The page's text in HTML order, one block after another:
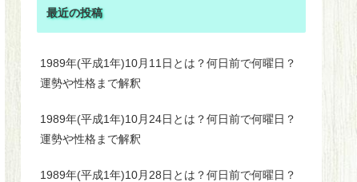
最近の投稿
1989年(平成1年)10月11日とは？何日前で何曜日？
運勢や性格まで解釈
1989年(平成1年)10月24日とは？何日前で何曜日？
運勢や性格まで解釈
1989年(平成1年)10月28日とは？何日前で何曜日？